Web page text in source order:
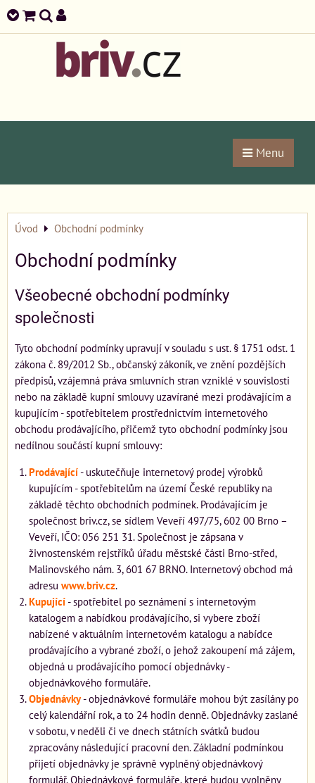
Menu
Úvod Obchodní podmínky
Obchodní podmínky
Všeobecné obchodní podmínky
společnosti
Tyto obchodní podmínky upravují v souladu s ust. § 1751 odst. 1
zákona č. 89/2012 Sb., občanský zákoník, ve znění pozdějších
předpisů, vzájemná práva smluvních stran vzniklé v souvislosti
nebo na základě kupní smlouvy uzavírané mezi prodávajícím a
kupujícím - spotřebitelem prostřednictvím internetového
obchodu prodávajícího, přičemž tyto obchodní podmínky jsou
nedílnou součástí kupní smlouvy:
Prodávající- uskutečňuje internetový prodej výrobků
kupujícím - spotřebitelům na území České republiky na
základě těchto obchodních podmínek. Prodávajícím je
společnost briv.cz, se sídlem Veveří 497/75, 602 00 Brno –
Veveří, IČO: 056 251 31. Společnost je zápsana v
živnostenském rejstříků úřadu městské části Brno-střed,
Malinovského nám. 3, 601 67 BRNO. Internetový obchod má
adresu www.briv.cz.
Kupující- spotřebitel po seznámení s internetovým
katalogem a nabídkou prodávajícího, si vybere zboží
nabízené v aktuálním internetovém katalogu a nabídce
prodávajícího a vybrané zboží, o jehož zakoupení má zájem,
objedná u prodávajícího pomocí objednávky -
objednávkového formuláře.
Objednávky- objednávkové formuláře mohou být zasílány po
celý kalendářní rok, a to 24 hodin denně. Objednávky zaslané
v sobotu, v neděli či ve dnech státních svátků budou
zpracovány následující pracovní den. Základní podmínkou
přijetí objednávky je správně vyplněný objednávkový
formulář. Objednávkové formuláře, které budou vyplněny